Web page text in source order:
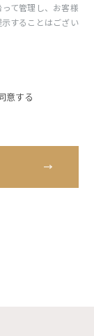
て管理し、お客様
することはござい
意する